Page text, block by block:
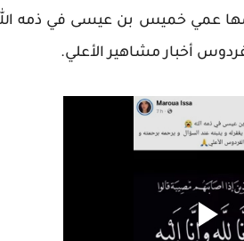
عمي خميس بن عيسى في ذمه
أخبار مشاهير الأعلي.